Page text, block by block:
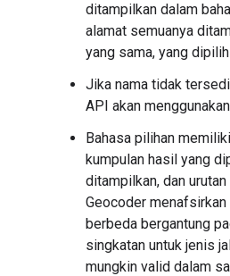
ditampilkan dalam
alamat semuanya
yang sama, yang
Jika nama tidak
API akan
Bahasa pilihan
kumpulan hasil yang
ditampilkan, dan
Geocoder
berbeda bergantung
singkatan untuk jenis
mungkin valid dalam